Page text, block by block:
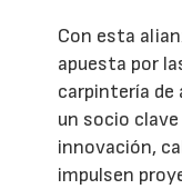
Con esta
apuesta por
carpintería de
un socio
innovación,
impulsen